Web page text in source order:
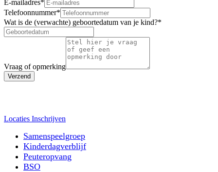
E-mailadres*
Telefoonnummer*
Wat is de (verwachte) geboortedatum van je kind?*
Vraag of opmerking
Verzend
Locaties Inschrijven
Samenspeelgroep
Kinderdagverblijf
Peuteropvang
BSO